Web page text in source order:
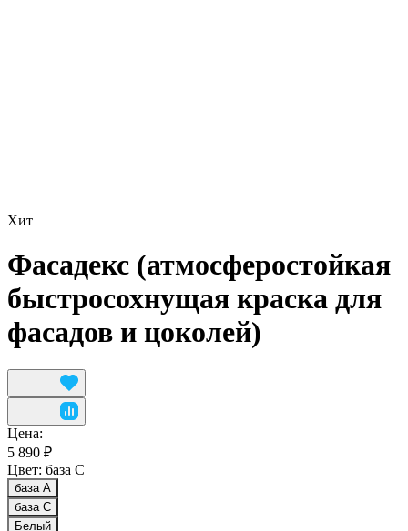
Хит
Фасадекс (атмосферостойкая
быстросохнущая краска для
фасадов и цоколей)
Цена:
5 890 ₽
Цвет: база С
база А
база С
Белый